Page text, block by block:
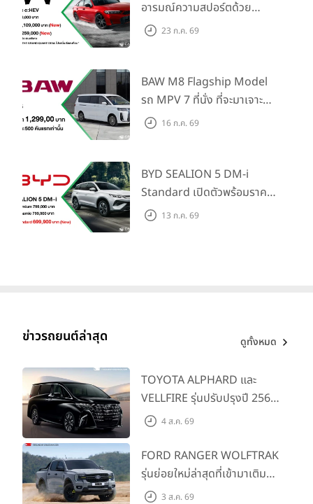
อารมณ์ความสปอร์ตด้วย
Honda S+ Shift ครั้งแรกใน
Traffic Monitor เพียงจอง
ภายใน 31 ก.ค. 2569 รับบัตร
น้ำมันมูลค่า 10,000 บาท
23 ก.ค. 69
BAW M8 Flagship Model
รถ MPV 7 ที่นั่ง ที่จะมาเจาะ
ตลาดครอบครัวและองค์กรยุค
แรก)
16 ก.ค. 69
BYD SEALION 5 DM-i
Standard เปิดตัวพร้อมราคา
คาดการณ์ 699,900 บาท รุ่น
13 ก.ค. 69
ข่าวรถยนต์ล่าสุด ดูทั้งหมด
TOYOTA ALPHARD และ
VELLFIRE รุ่นปรับปรุงปี 2569
พร้อมรุ่นย่อยใหม่ HEV
4 ส.ค. 69
FORD RANGER WOLFTRAK
รุ่นย่อยใหม่ล่าสุดที่เข้ามาเติม
เต็มไลน์อัป พร้อมตอบโจทย์ทุก
3 ส.ค. 69